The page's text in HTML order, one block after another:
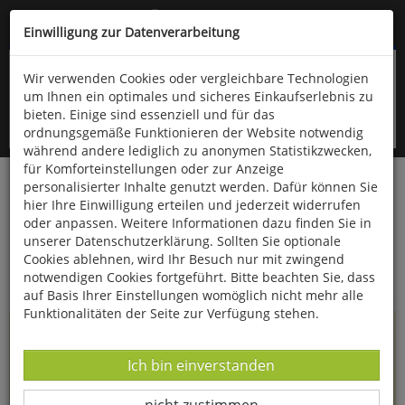
Kompletten Head der Seite überspringen
oder (06766) 9323-960
Startseite Informationen
Uppps...
Sie sind weitergeleitet worden !
haben zu öffnen, gibt es leider nicht mehr in unserem
Einwilligung zur Datenverarbeitung
Wir verwenden Cookies oder vergleichbare Technologien
um Ihnen ein optimales und sicheres Einkaufserlebnis zu
bieten. Einige sind essenziell und für das
ordnungsgemäße Funktionieren der Website notwendig
während andere lediglich zu anonymen Statistikzwecken,
für Komforteinstellungen oder zur Anzeige
personalisierter Inhalte genutzt werden. Dafür können Sie
hier Ihre Einwilligung erteilen und jederzeit widerrufen
oder anpassen. Weitere Informationen dazu finden Sie in
unserer Datenschutzerklärung. Sollten Sie optionale
Cookies ablehnen, wird Ihr Besuch nur mit zwingend
notwendigen Cookies fortgeführt. Bitte beachten Sie, dass
auf Basis Ihrer Einstellungen womöglich nicht mehr alle
Funktionalitäten der Seite zur Verfügung stehen.
Datenverarbeitung -
Ich bin einverstanden